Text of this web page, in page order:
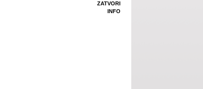
ZATVORI
INFO